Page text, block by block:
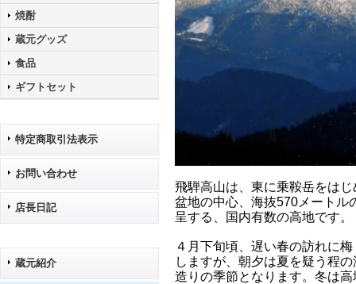
焼酎
蔵元グッズ
食品
ギフトセット
特定商取引法表示
お問い合わせ
店長日記
蔵元紹介
飛騨高山は、東に乗鞍岳をは
盆地の中心、海抜570メートル
呈する、国内有数の高地です。
４月下旬頃、遅い春の訪れに
しますが、朝夕は夏を疑う程
造りの季節となります。冬は